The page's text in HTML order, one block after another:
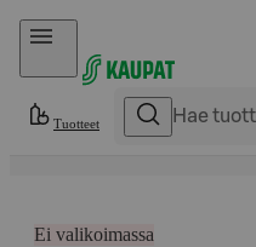
Hyppää sisältöön
Tuotteet
Ei valikoimassa